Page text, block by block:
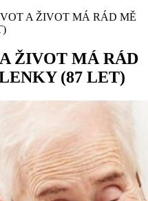
A ŽIVOT MÁ RÁD MĚ
ŽIVOT MÁ RÁD
(87 LET)